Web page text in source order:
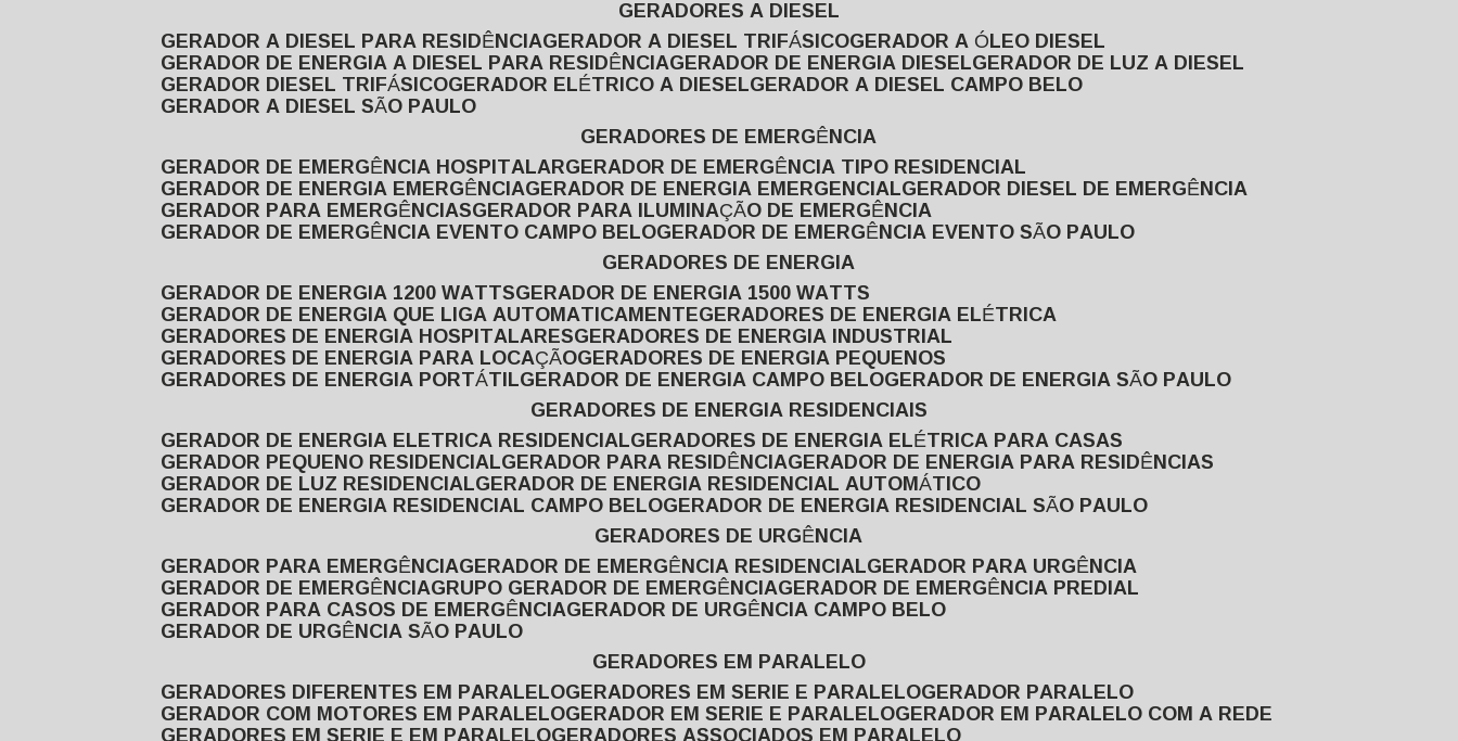
GERADORES A DIESEL
GERADOR A DIESEL PARA RESIDÊNCIA GERADOR A DIESEL TRIFÁSICO GERADOR A ÓLEO DIESEL
GERADOR DE ENERGIA A DIESEL PARA RESIDÊNCIA GERADOR DE ENERGIA DIESEL GERADOR DE LUZ A DIESEL
GERADOR DIESEL TRIFÁSICO GERADOR ELÉTRICO A DIESEL GERADOR A DIESEL CAMPO BELO
GERADOR A DIESEL SÃO PAULO
GERADORES DE EMERGÊNCIA
GERADOR DE EMERGÊNCIA HOSPITALAR GERADOR DE EMERGÊNCIA TIPO RESIDENCIAL
GERADOR DE ENERGIA EMERGÊNCIA GERADOR DE ENERGIA EMERGENCIAL GERADOR DIESEL DE EMERGÊNCIA
GERADOR PARA EMERGÊNCIAS GERADOR PARA ILUMINAÇÃO DE EMERGÊNCIA
GERADOR DE EMERGÊNCIA EVENTO CAMPO BELO GERADOR DE EMERGÊNCIA EVENTO SÃO PAULO
GERADORES DE ENERGIA
GERADOR DE ENERGIA 1200 WATTS GERADOR DE ENERGIA 1500 WATTS
GERADOR DE ENERGIA QUE LIGA AUTOMATICAMENTE GERADORES DE ENERGIA ELÉTRICA
GERADORES DE ENERGIA HOSPITALARES GERADORES DE ENERGIA INDUSTRIAL
GERADORES DE ENERGIA PARA LOCAÇÃO GERADORES DE ENERGIA PEQUENOS
GERADORES DE ENERGIA PORTÁTIL GERADOR DE ENERGIA CAMPO BELO GERADOR DE ENERGIA SÃO PAULO
GERADORES DE ENERGIA RESIDENCIAIS
GERADOR DE ENERGIA ELETRICA RESIDENCIAL GERADORES DE ENERGIA ELÉTRICA PARA CASAS
GERADOR PEQUENO RESIDENCIAL GERADOR PARA RESIDÊNCIA GERADOR DE ENERGIA PARA RESIDÊNCIAS
GERADOR DE LUZ RESIDENCIAL GERADOR DE ENERGIA RESIDENCIAL AUTOMÁTICO
GERADOR DE ENERGIA RESIDENCIAL CAMPO BELO GERADOR DE ENERGIA RESIDENCIAL SÃO PAULO
GERADORES DE URGÊNCIA
GERADOR PARA EMERGÊNCIA GERADOR DE EMERGÊNCIA RESIDENCIAL GERADOR PARA URGÊNCIA
GERADOR DE EMERGÊNCIA GRUPO GERADOR DE EMERGÊNCIA GERADOR DE EMERGÊNCIA PREDIAL
GERADOR PARA CASOS DE EMERGÊNCIA GERADOR DE URGÊNCIA CAMPO BELO
GERADOR DE URGÊNCIA SÃO PAULO
GERADORES EM PARALELO
GERADORES DIFERENTES EM PARALELO GERADORES EM SERIE E PARALELO GERADOR PARALELO
GERADOR COM MOTORES EM PARALELO GERADOR EM SERIE E PARALELO GERADOR EM PARALELO COM A REDE